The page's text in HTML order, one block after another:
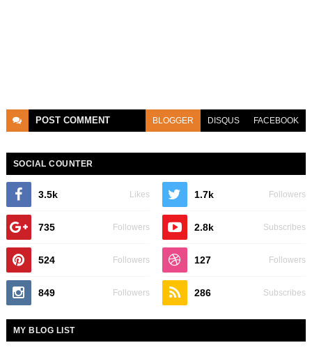
POST COMMENT BLOGGER DISQUS FACEBOOK
SOCIAL COUNTER
3.5k Likes 1.7k Followers
735 Followers 2.8k Subscribes
524 Followers 127 Followers
849 Followers 286 Subscribes
MY BLOG LIST